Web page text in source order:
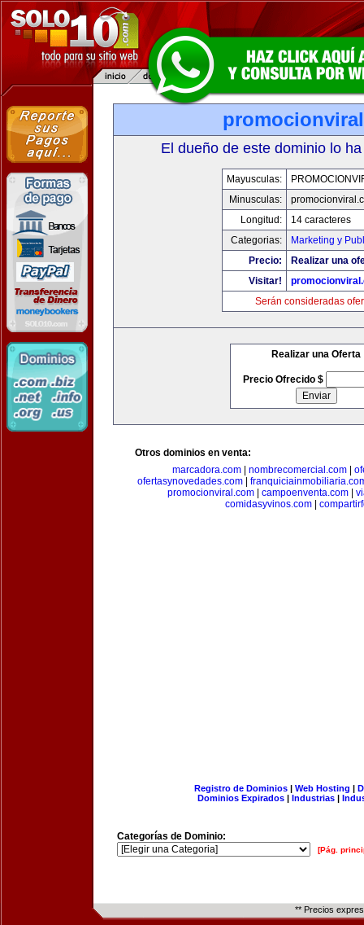
El dueño de este dominio lo
Mayusculas:
Minusculas:
Longitud:
14 caracteres
Categorias:
Marketing y
Precio:
Realizar una
Visitar!
Serán consideradas
Realizar una Oferta
Precio Ofrecido $
Otros dominios en venta:
marcadora.com| nombrecomercial.com|
ofertasynovedades.com|
promocionviral.com
campoenventa.com
comidasyvinos.com|
Registro de Dominios| Web Hosting |
Dominios Expirados | Industrias |
Categorías de Dominio:
[Pág.
** Precios